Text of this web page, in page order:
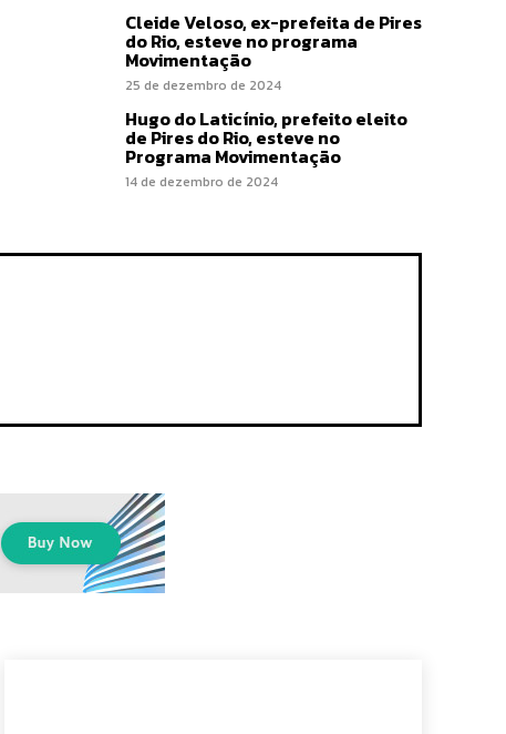
Cleide Veloso, ex-prefeita de Pires
do Rio, esteve no programa
Movimentação
25 de dezembro de 2024
Hugo do Laticínio, prefeito eleito
de Pires do Rio, esteve no
Programa Movimentação
14 de dezembro de 2024